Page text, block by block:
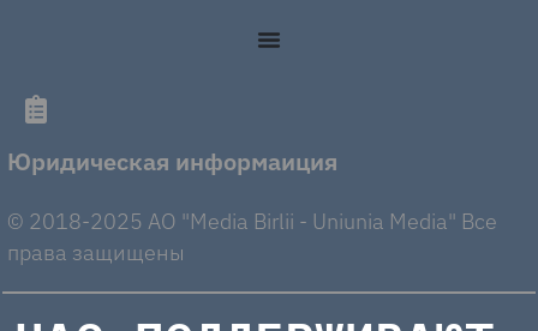
Юридическая информаиция
© 2018-2025 AO "Media Birlii - Uniunia Media" Все
права защищены